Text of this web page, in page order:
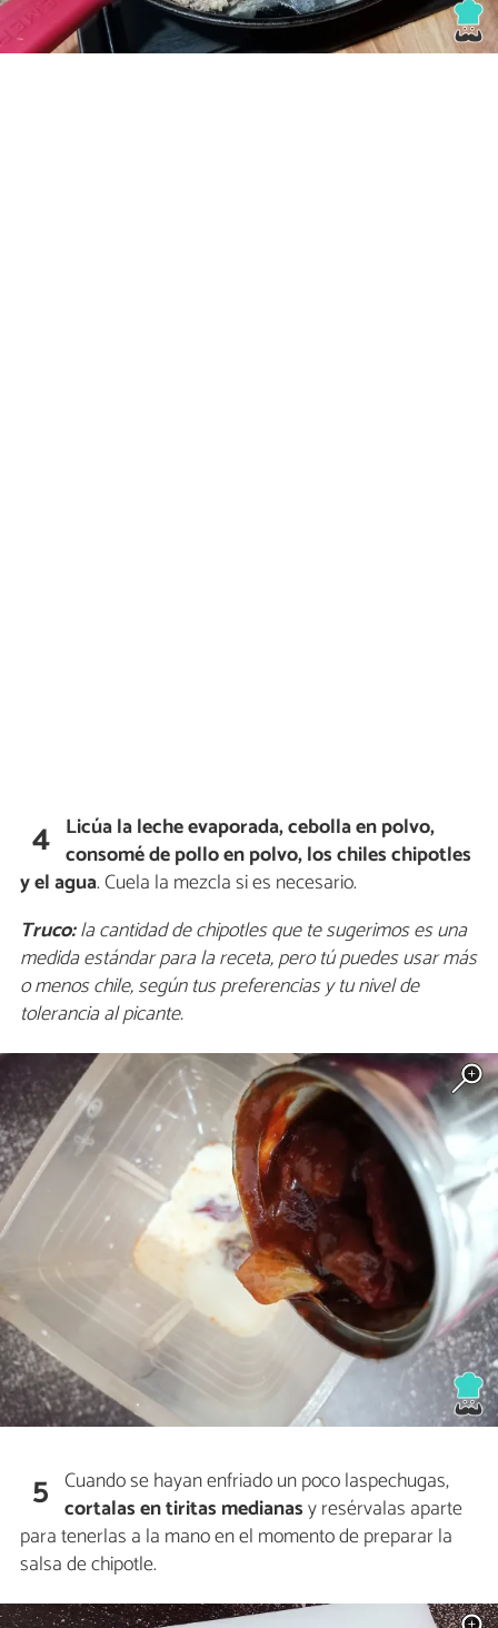
4 Licúa la leche evaporada, cebolla en polvo,
consomé de pollo en polvo, los chiles chipotles
y el agua. Cuela la mezcla si es necesario.
Truco:la cantidad de chipotles que te sugerimos es una
medida estándar para la receta, pero tú puedes usar más
o menos chile, según tus preferencias y tu nivel de
tolerancia al picante.
5 Cuando se hayan enfriado un poco laspechugas,
cortalas en tiritas medianasy resérvalas aparte
para tenerlas a la mano en el momento de preparar la
salsa de chipotle.